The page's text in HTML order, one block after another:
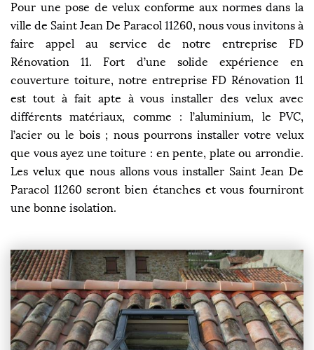
Pour une pose de velux conforme aux normes dans la
ville de Saint Jean De Paracol 11260, nous vous invitons à
faire appel au service de notre entreprise FD
Rénovation 11. Fort d’une solide expérience en
couverture toiture, notre entreprise FD Rénovation 11
est tout à fait apte à vous installer des velux avec
différents matériaux, comme : l’aluminium, le PVC,
l’acier ou le bois ; nous pourrons installer votre velux
que vous ayez une toiture : en pente, plate ou arrondie.
Les velux que nous allons vous installer Saint Jean De
Paracol 11260 seront bien étanches et vous fourniront
une bonne isolation.